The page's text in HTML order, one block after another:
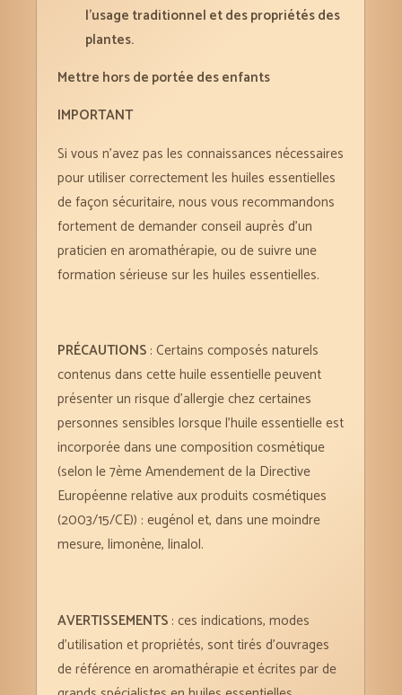
l’usage traditionnel et des propriétés des
plantes.
Mettre hors de portée des enfants
IMPORTANT
Si vous n’avez pas les connaissances nécessaires
pour utiliser correctement les huiles essentielles
de façon sécuritaire, nous vous recommandons
fortement de demander conseil auprès d’un
praticien en aromathérapie, ou de suivre une
formation sérieuse sur les huiles essentielles.
PRÉCAUTIONS : Certains composés naturels
contenus dans cette huile essentielle peuvent
présenter un risque d’allergie chez certaines
personnes sensibles lorsque l’huile essentielle est
incorporée dans une composition cosmétique
(selon le 7ème Amendement de la Directive
Européenne relative aux produits cosmétiques
(2003/15/CE)) : eugénol et, dans une moindre
mesure, limonène, linalol.
AVERTISSEMENTS : ces indications, modes
d’utilisation et propriétés, sont tirés d’ouvrages
de référence en aromathérapie et écrites par de